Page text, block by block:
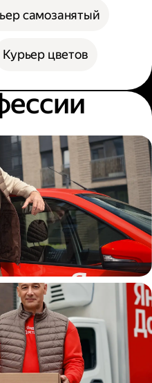
самозанятый
Курьер цветов